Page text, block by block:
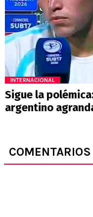
INTERNACIONAL
Sigue la
argentino
COMENTARIOS